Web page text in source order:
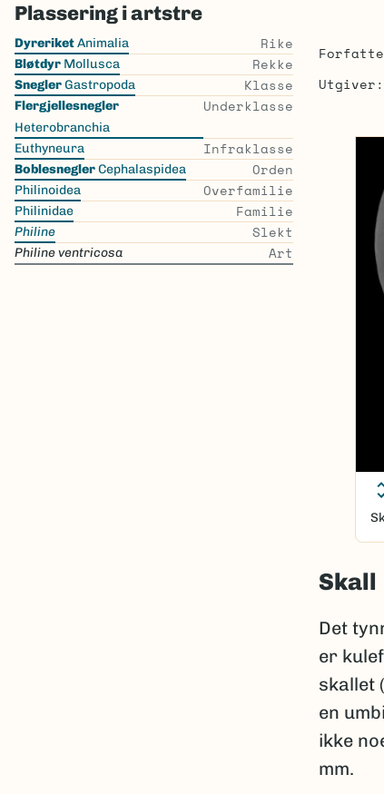
Plassering i artstre
Skip
the
list
DyreriketAnimalia Rike
Bløtdyr Mollusca Rekke
SneglerGastropoda Klasse
Flergjellesnegler
Heterobranchia
Underklasse
Euthyneura Infraklasse
BoblesneglerCephalaspidea Orden
Philinoidea Overfamilie
Philinidae Familie
Philine Slekt
Philine ventricosa Art
Utgiver
Skall
Det
er
skallet
en
ikke
mm.